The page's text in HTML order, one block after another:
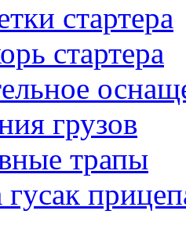
стартера
стартера
грузов
трапы